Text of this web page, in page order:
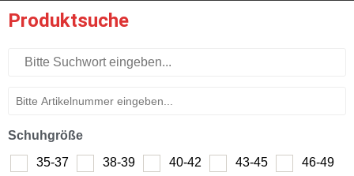
Produktsuche
Schuhgröße
35-37
38-39 40-42 43-45
46-49